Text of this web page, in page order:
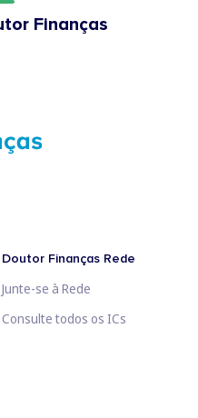
Finanças
Doutor Finanças Rede
Junte-se à Rede
Consulte todos os ICs